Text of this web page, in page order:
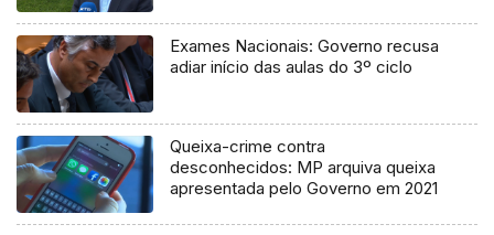
Exames Nacionais: Governo recusa
adiar início das aulas do 3º ciclo
Queixa-crime contra
desconhecidos: MP arquiva queixa
apresentada pelo Governo em 2021